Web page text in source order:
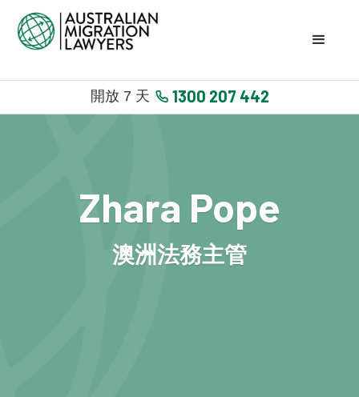
開放 7 天 1300 207 442
Zhara Pope
澳洲法務主管